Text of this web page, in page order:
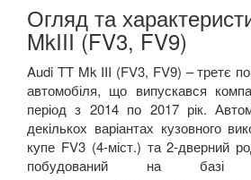
Огляд та
MkIII (FV3, FV9)
Audi TT Mk III (FV3, FV9) – третє
автомобіля, що випускався
період з 2014 по 2017 рік.
декількох варіантах кузовного
купе FV3 (4-міст.) та 2-дверний
побудований на базі